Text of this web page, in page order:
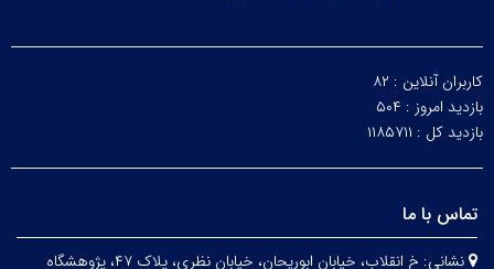
کاربران آنلاین : ۸۲
بازدید امروز : ۵۰۴
بازدید کل : ۱۱۸۵۷۱۱
تماس با ما
نشانی:
خ انقلاب، خیابان ابوریحان، خیابان نظری، پلاک ۴۷، پژوهشگاه